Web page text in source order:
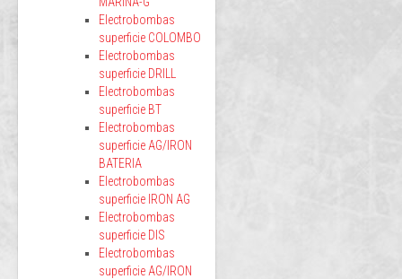
Electrobombas
superficie COLOMBO
Electrobombas
superficie DRILL
Electrobombas
superficie BT
Electrobombas
superficie AG/IRON
BATERIA
Electrobombas
superficie IRON AG
Electrobombas
superficie DIS
Electrobombas
superficie AG/IRON